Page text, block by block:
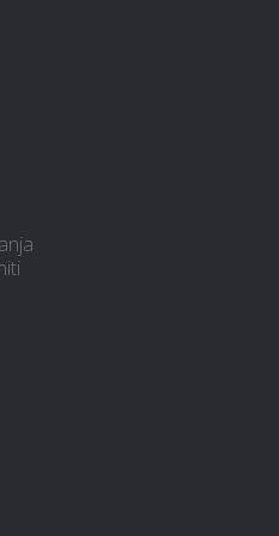
Sanacija balkonov in teras